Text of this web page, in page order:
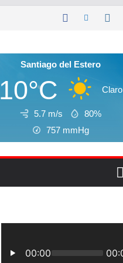
Santiago del Estero
10°C Claro
5.7 m/s
80%
757 mmHg